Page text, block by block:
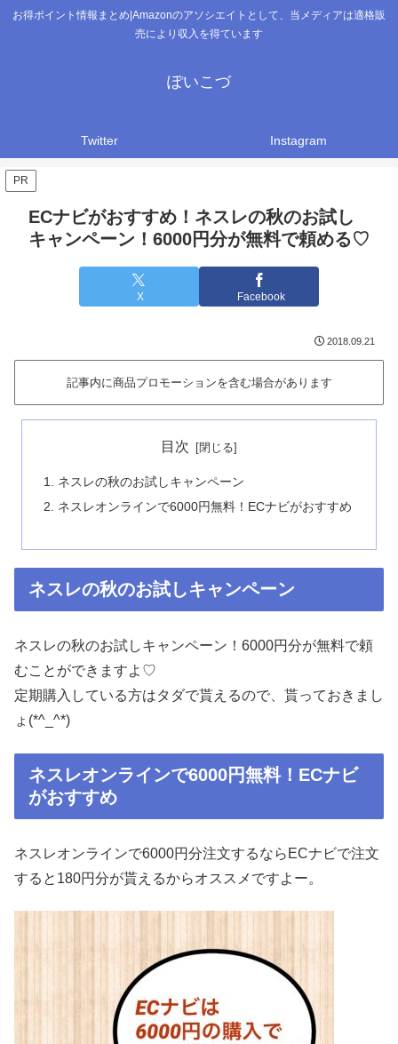
お得ポイント情報まとめ|Amazonのアソシエイトとして、当メディアは適格販
売により収入を得ています
ぽいこづ
Twitter Instagram
PR
ECナビがおすすめ！ネスレの秋のお試し
キャンペーン！6000円分が無料で頼める♡
X Facebook
2018.09.21
記事内に商品プロモーションを含む場合があります
目次
ネスレの秋のお試しキャンペーン
ネスレオンラインで6000円無料！ECナビがおすすめ
ネスレの秋のお試しキャンペーン
ネスレの秋のお試しキャンペーン！6000円分が無料で頼
むことができますよ♡
定期購入している方はタダで貰えるので、貰っておきまし
ょ(*^_^*)
ネスレオンラインで6000円無料！ECナビ
がおすすめ
ネスレオンラインで6000円分注文するならECナビで注文
すると180円分が貰えるからオススメですよー。